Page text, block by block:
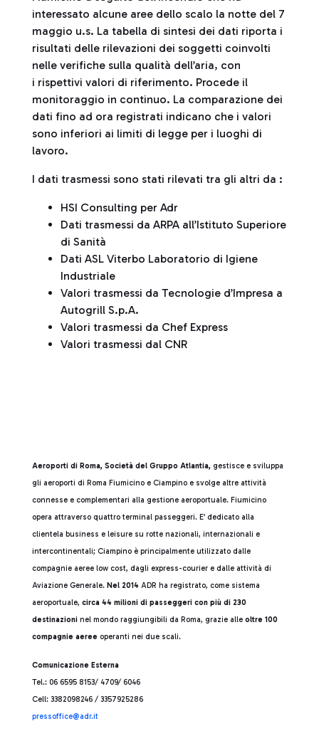
interessato alcune aree dello scalo la notte del 7
maggio u.s. La tabella di sintesi dei dati riporta i
risultati delle rilevazioni dei soggetti coinvolti
nelle verifiche sulla qualità dell’aria, con
i rispettivi valori di riferimento. Procede il
monitoraggio in continuo. La comparazione dei
dati fino ad ora registrati indicano che i valori
sono inferiori ai limiti di legge per i luoghi di
lavoro.
I dati trasmessi sono stati rilevati tra gli altri da :
HSI Consulting per Adr
Dati trasmessi da ARPA all’Istituto Superiore
di Sanità
Dati ASL Viterbo Laboratorio di Igiene
Industriale
Valori trasmessi da Tecnologie d’Impresa a
Autogrill S.p.A.
Valori trasmessi da Chef Express
Valori trasmessi dal CNR
Aeroporti di Roma, Società del Gruppo Atlantia, gestisce e sviluppa
gli aeroporti di Roma Fiumicino e Ciampino e svolge altre attività
connesse e complementari alla gestione aeroportuale. Fiumicino
opera attraverso quattro terminal passeggeri. E’ dedicato alla
clientela business e leisure su rotte nazionali, internazionali e
intercontinentali; Ciampino è principalmente utilizzato dalle
compagnie aeree low cost, dagli express-courier e dalle attività di
Aviazione Generale. Nel 2014 ADR ha registrato, come sistema
aeroportuale, circa 44 milioni di passeggeri con più di 230
destinazioni nel mondo raggiungibili da Roma, grazie alle oltre 100
compagnie aeree operanti nei due scali.
Comunicazione Esterna
Tel.: 06 6595 8153/ 4709/ 6046
Cell: 3382098246 / 3357925286
pressoffice@adr.it